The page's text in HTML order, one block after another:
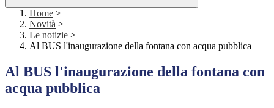
Home >
Novità >
Le notizie >
Al BUS l'inaugurazione della fontana con acqua pubblica
Al BUS l'inaugurazione della fontana con
acqua pubblica